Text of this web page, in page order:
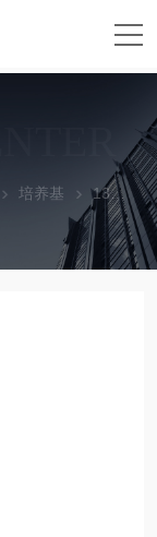
培养基 130-097-196TexMACS™ Medium培养基